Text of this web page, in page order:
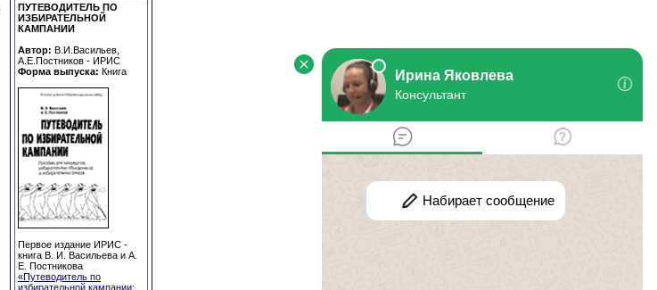
ПУТЕВОДИТЕЛЬ ПО
ИЗБИРАТЕЛЬНОЙ
КАМПАНИИ
Автор: В.И.Васильев,
А.Е.Постников - ИРИС
Форма выпуска: Книга
Первое издание ИРИС -
книга В. И. Васильева и А.
Е. Постникова
«Путеводитель по
избирательной кампании: